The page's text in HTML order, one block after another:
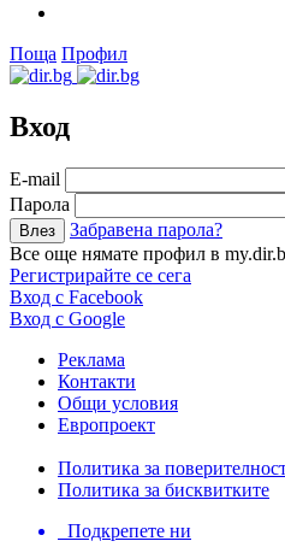
Поща Профил
Вход
Е-mail
Парола
Забравена парола?
Все още нямате профил в
Регистрирайте се сега
Вход с Facebook
Вход с Google
Реклама
Контакти
Общи условия
Европроект
Политика за
Политика за бисквитките
Подкрепете ни